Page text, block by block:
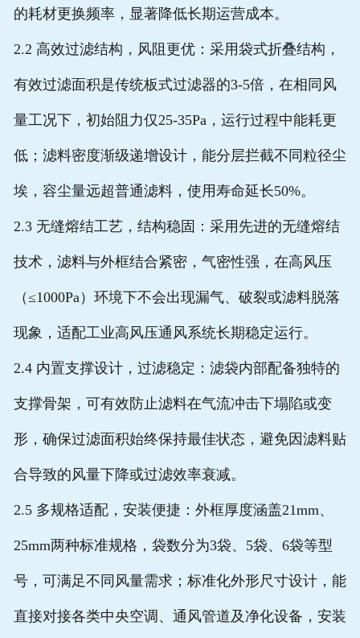
的耗材更换频率，显著降低长期运营成本。
2.2 高效过滤结构，风阻更优：采用袋式折叠结构，
有效过滤面积是传统板式过滤器的3-5倍，在相同风
量工况下，初始阻力仅25-35Pa，运行过程中能耗更
低；滤料密度渐级递增设计，能分层拦截不同粒径尘
埃，容尘量远超普通滤料，使用寿命延长50%。
2.3 无缝熔结工艺，结构稳固 ：采用先进的无缝熔结
技术，滤料与外框结合紧密，气密性强，在高风压
（≤1000Pa）环境下不会出现漏气、破裂或滤料脱落
现象，适配工业高风压通风系统长期稳定运行。
2.4 内置支撑设计，过滤稳定 ：滤袋内部配备独特的
支撑骨架，可有效防止滤料在气流冲击下塌陷或变
形，确保过滤面积始终保持最佳状态，避免因滤料贴
合导致的风量下降或过滤效率衰减。
2.5 多规格适配，安装便捷 ：外框厚度涵盖21mm、
25mm两种标准规格，袋数分为3袋、5袋、6袋等型
号，可满足不同风量需求；标准化外形尺寸设计，能
直接对接各类中央空调、通风管道及净化设备，安装